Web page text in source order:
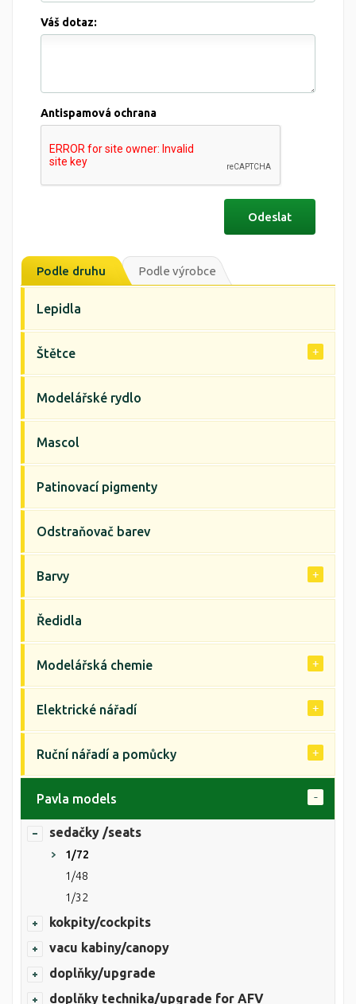
Váš dotaz:
Antispamová ochrana
Podle druhu Podle výrobce
Lepidla
Štětce
Modelářské rydlo
Mascol
Patinovací pigmenty
Odstraňovač barev
Barvy
Ředidla
Modelářská chemie
Elektrické nářadí
Ruční nářadí a pomůcky
Pavla models
sedačky /seats
1/72
1/48
1/32
kokpity/cockpits
vacu kabiny/canopy
doplňky/upgrade
doplňky technika/upgrade for AFV